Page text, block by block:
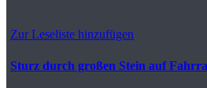
Zur Leseliste hinzufügen
Sturz durch großen Stein auf